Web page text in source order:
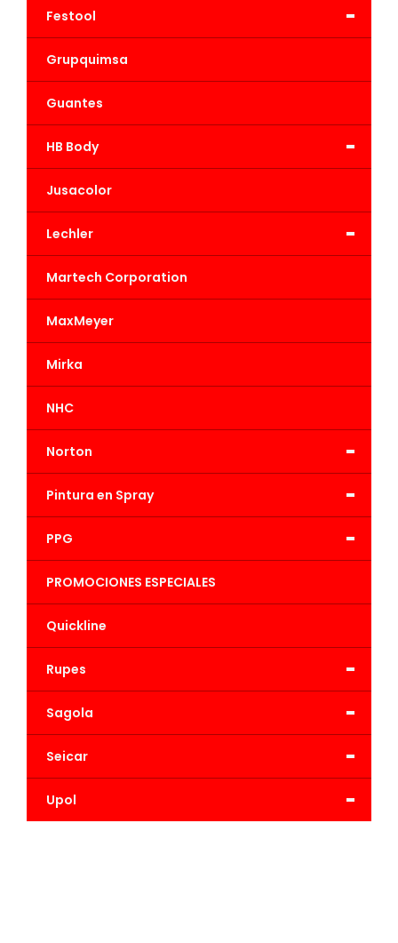
-
Festool
Grupquimsa
Guantes
-
HB Body
Jusacolor
-
Lechler
Martech Corporation
MaxMeyer
Mirka
NHC
-
Norton
-
Pintura en Spray
-
PPG
PROMOCIONES ESPECIALES
Quickline
-
Rupes
-
Sagola
-
Seicar
-
Upol